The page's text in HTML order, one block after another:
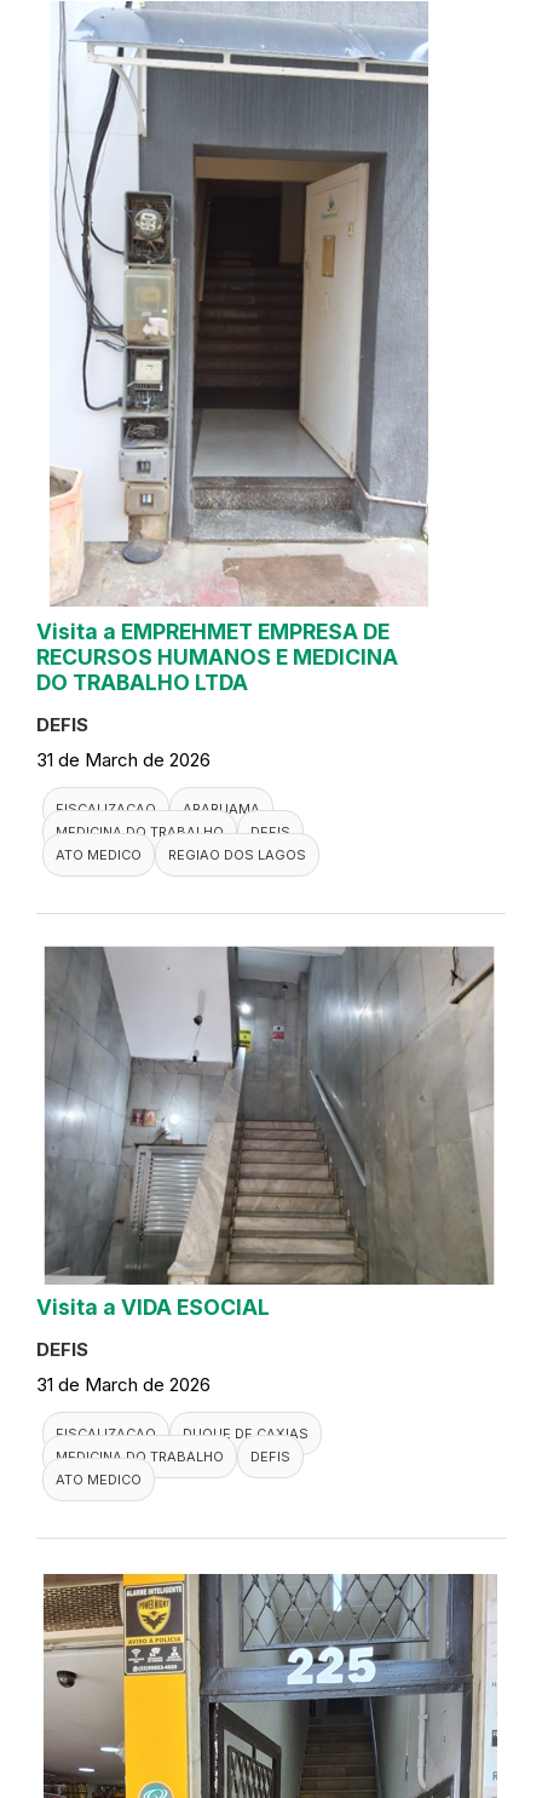
Visita a EMPREHMET EMPRESA DE
RECURSOS HUMANOS E MEDICINA
DO TRABALHO LTDA
DEFIS
31 de March de 2026
FISCALIZACAO
ARARUAMA
MEDICINA DO TRABALHO
DEFIS
ATO MEDICO
REGIAO DOS LAGOS
Visita a VIDA ESOCIAL
DEFIS
31 de March de 2026
FISCALIZACAO
DUQUE DE CAXIAS
MEDICINA DO TRABALHO
DEFIS
ATO MEDICO